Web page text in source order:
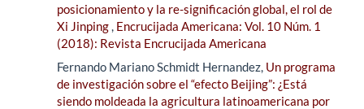
posicionamiento y la re-significación global, el rol de
Xi Jinping, Encrucijada Americana: Vol. 10 Núm. 1
(2018): Revista Encrucijada Americana
Fernando Mariano Schmidt Hernandez, Un programa
de investigación sobre el “efecto Beijing”: ¿Está
siendo moldeada la agricultura latinoamericana por